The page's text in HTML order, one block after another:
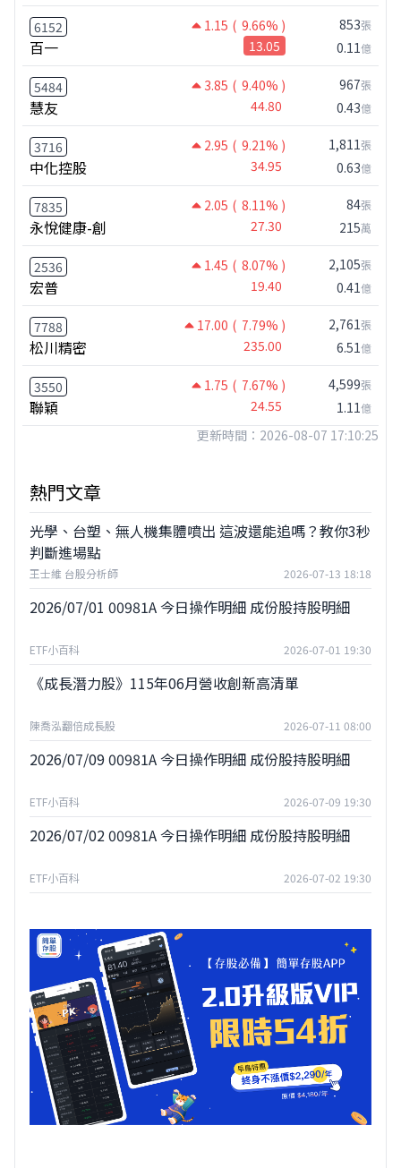
6152 1.15 ( 9.66% )
百一 13.05
853張
0.11億
5484 3.85 ( 9.40% )
慧友 44.80
967張
0.43億
3716 2.95 ( 9.21% )
中化控股 34.95
1,811張
0.63億
7835 2.05 ( 8.11% )
永悅健康-創 27.30
84張
215萬
2536 1.45 ( 8.07% )
宏普 19.40
2,105張
0.41億
7788 17.00 ( 7.79% )
松川精密 235.00
2,761張
6.51億
3550 1.75 ( 7.67% )
聯穎 24.55
4,599張
1.11億
更新時間：2026-08-07 17:10:25
熱門文章
光學、台塑、無人機集體噴出 這波還能追嗎？教你3秒
判斷進場點
王士維 台股分析師 2026-07-13 18:18
2026/07/01 00981A 今日操作明細 成份股持股明細
ETF小百科 2026-07-01 19:30
《成長潛力股》115年06月營收創新高清單
陳喬泓翻倍成長股 2026-07-11 08:00
2026/07/09 00981A 今日操作明細 成份股持股明細
ETF小百科 2026-07-09 19:30
2026/07/02 00981A 今日操作明細 成份股持股明細
ETF小百科 2026-07-02 19:30